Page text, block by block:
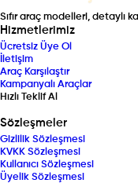
Sıfır araç modelleri, detaylı
Hizmetlerimiz
Ücretsiz Üye Ol
İletişim
Araç Karşılaştır
Kampanyalı Araçlar
Hızlı Teklif Al
Sözleşmeler
Gizlilik Sözleşmesi
KVKK Sözleşmesi
Kullanıcı Sözleşmesi
Üyelik Sözleşmesi